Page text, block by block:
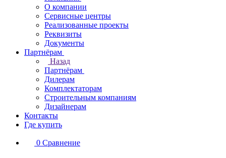
О компании
Сервисные центры
Реализованные проекты
Реквизиты
Документы
Партнёрам
Назад
Партнёрам
Дилерам
Комплектаторам
Строительным компаниям
Дизайнерам
Контакты
Где купить
0 Сравнение